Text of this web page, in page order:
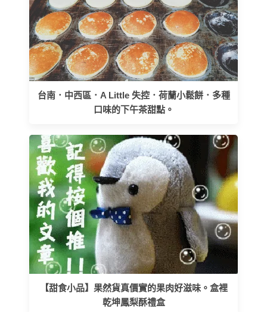
台南．中西區．A Little 失控．荷蘭小鬆餅．多種
口味的下午茶甜點。
【甜食小品】果然貨真價實的果肉好滋味。盒裡
乾坤鳳梨酥禮盒